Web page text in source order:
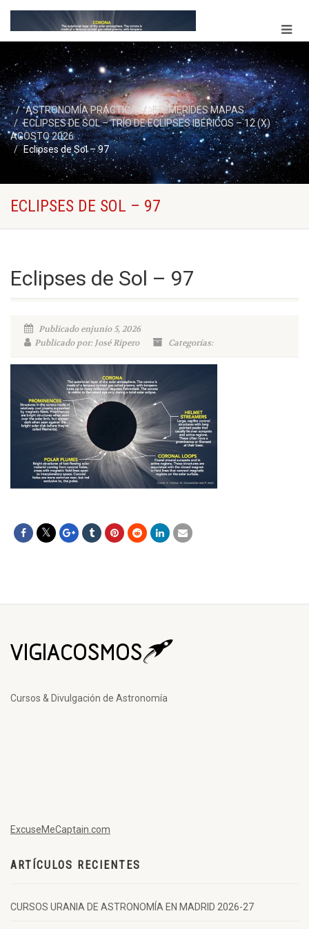
ASTRONOMÍA PRÁCTICA
EFEMERIDES MAPAS
ECLIPSES DE SOL – TRÍO DE ECLIPSES IBÉRICOS – 12 (X)
AGOSTO 2026
Eclipses de Sol – 97
ECLIPSES DE SOL – 97
Eclipses de Sol – 97
Publicado enjunio 5, 2026
Publicado por: José Ripero
Categorías:
Cursos & Divulgación de Astronomía
ExcuseMeCaptain.com
ARTÍCULOS RECIENTES
CURSOS URANIA DE ASTRONOMÍA EN MADRID 2026-27